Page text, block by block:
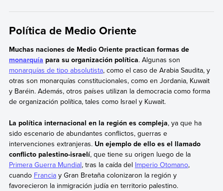
Política de Medio Oriente
Muchas naciones de Medio Oriente practican formas de
monarquía para su organización política. Algunas son
monarquías de tipo absolutista, como el caso de Arabia Saudita, y
otras son monarquías constitucionales, como en Jordania, Kuwait
y Baréin. Además, otros países utilizan la democracia como forma
de organización política, tales como Israel y Kuwait.
La política internacional en la región es compleja, ya que ha
sido escenario de abundantes conflictos, guerras e
intervenciones extranjeras. Un ejemplo de ello es el llamado
conflicto palestino-israelí, que tiene su origen luego de la
Primera Guerra Mundial, tras la caída del Imperio Otomano,
cuando Franciay Gran Bretaña colonizaron la región y
favorecieron la inmigración judía en territorio palestino.